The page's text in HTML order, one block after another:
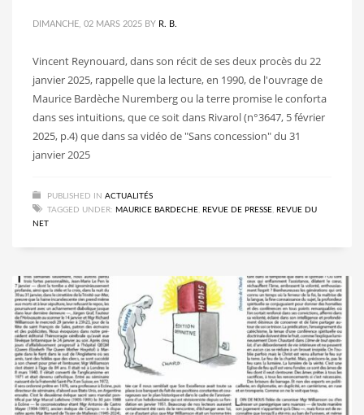
DIMANCHE, 02 MARS 2025 BY R. B.
Vincent Reynouard, dans son récit de ses deux procès du 22
janvier 2025, rappelle que la lecture, en 1990, de l'ouvrage de
Maurice Bardèche Nuremberg ou la terre promise le conforta
dans ses intuitions, que ce soit dans Rivarol (n°3647, 5 février
2025, p.4) que dans sa vidéo de "Sans concession" du 31
janvier 2025
PUBLISHED IN ACTUALITÉS
TAGGED UNDER: MAURICE BARDECHE REVUE DE PRESSE REVUE DU
NET